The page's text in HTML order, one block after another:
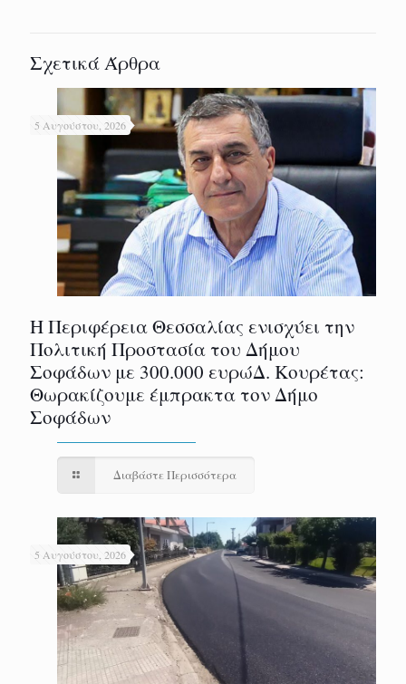
Σχετικά Άρθρα
5 Αυγούστου, 2026
Η Περιφέρεια Θεσσαλίας ενισχύει την
Πολιτική Προστασία του Δήμου
Σοφάδων με 300.000 ευρώΔ. Κουρέτας:
Θωρακίζουμε έμπρακτα τον Δήμο
Σοφάδων
Διαβάστε Περισσότερα
5 Αυγούστου, 2026